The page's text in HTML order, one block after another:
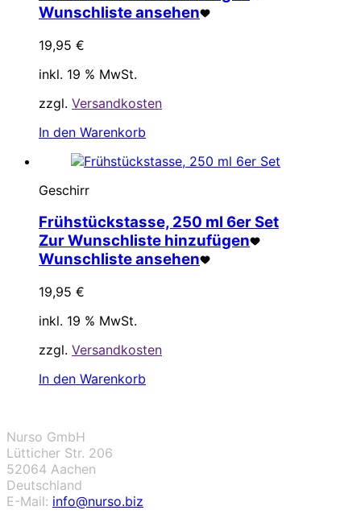
Wunschliste ansehen
19,95 €
inkl. 19 % MwSt.
zzgl. Versandkosten
In den Warenkorb
Geschirr
Frühstückstasse, 250 ml 6er Set
Zur Wunschliste hinzufügen
Wunschliste ansehen
19,95 €
inkl. 19 % MwSt.
zzgl. Versandkosten
In den Warenkorb
Nurso GmbH
Lütticher Str. 206
52064 Aachen
Deutschland
E-Mail: info@nurso.biz